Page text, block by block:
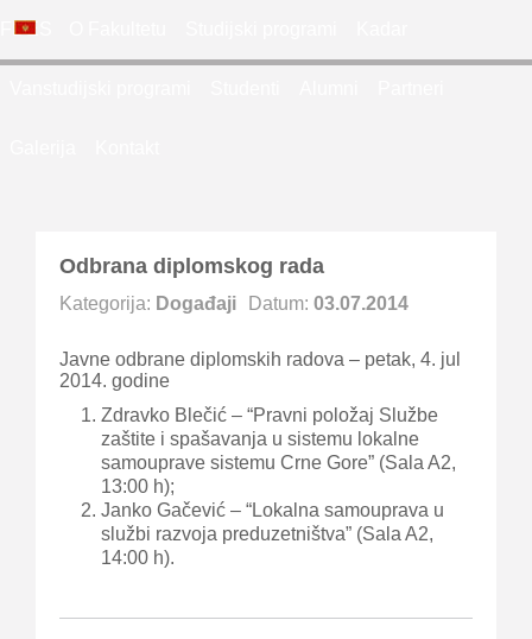
FDES
Odbrana diplomskog rada
Kategorija: Događaji Datum: 03.07.2014
Javne odbrane diplomskih radova – petak, 4. jul
2014. godine
Zdravko Blečić – “Pravni položaj Službe
zaštite i spašavanja u sistemu lokalne
samouprave sistemu Crne Gore” (Sala A2,
13:00 h);
Janko Gačević – “Lokalna samouprava u
službi razvoja preduzetništva” (Sala A2,
14:00 h).